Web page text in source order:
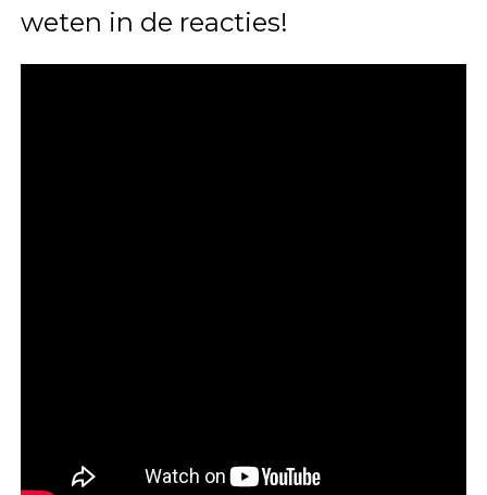
weten in de reacties!